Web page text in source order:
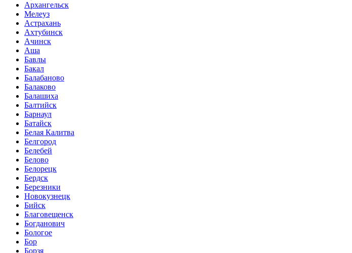
Архангельск
Мелеуз
Астрахань
Ахтубинск
Ачинск
Аша
Бавлы
Бакал
Балабаново
Балаково
Балашиха
Балтийск
Барнаул
Батайск
Белая Калитва
Белгород
Белебей
Белово
Белорецк
Бердск
Березники
Новокузнецк
Бийск
Благовещенск
Богданович
Бологое
Бор
Борзя